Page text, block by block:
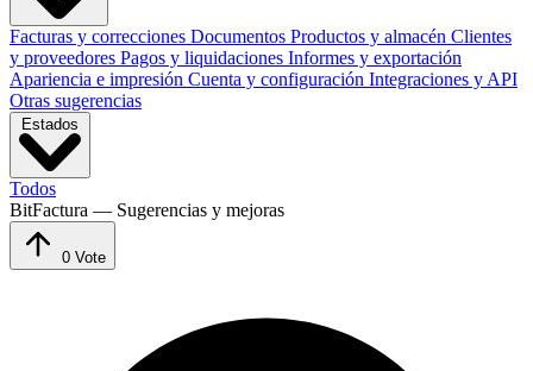
Facturas y correcciones Documentos Productos y almacén Clientes
y proveedores Pagos y liquidaciones Informes y exportación
Apariencia e impresión Cuenta y configuración Integraciones y API
Otras sugerencias
Estados
Todos
BitFactura — Sugerencias y mejoras
0 Vote